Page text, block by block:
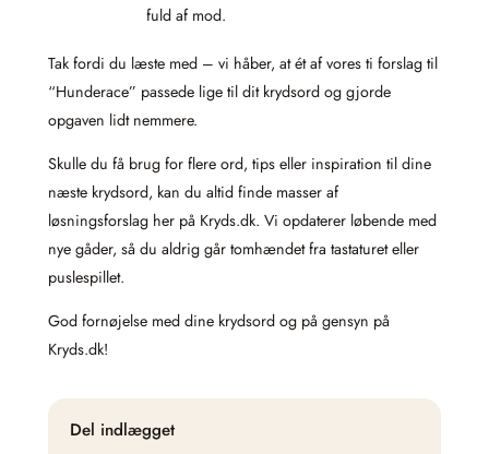
fuld af mod.
Tak fordi du læste med – vi håber, at ét af vores ti forslag til
“Hunderace” passede lige til dit krydsord og gjorde
opgaven lidt nemmere.
Skulle du få brug for flere ord, tips eller inspiration til dine
næste krydsord, kan du altid finde masser af
løsningsforslag her på Kryds.dk. Vi opdaterer løbende med
nye gåder, så du aldrig går tomhændet fra tastaturet eller
puslespillet.
God fornøjelse med dine krydsord og på gensyn på
Kryds.dk!
Del indlægget